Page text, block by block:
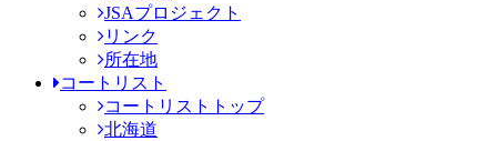
JSAプロジェクト
リンク
所在地
コートリスト
コートリストトップ
北海道